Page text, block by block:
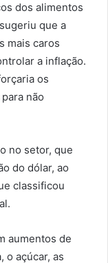
dos alimentos
que a
mais caros
a inflação.
os
não
no setor, que
do dólar, ao
classificou
aumentos de
o açúcar, as